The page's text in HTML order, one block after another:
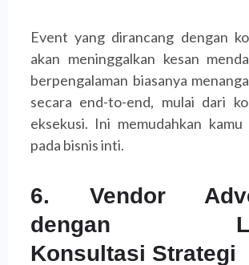
Event yang dirancang dengan
akan meninggalkan kesan
berpengalaman biasanya
secara end-to-end, mulai dari
eksekusi. Ini memudahkan
pada bisnis inti.
6. Vendor
dengan
Konsultasi Strategi